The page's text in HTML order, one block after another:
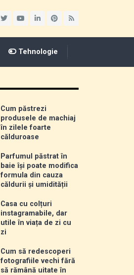
Tehnologie
Cum păstrezi
produsele de machiaj
în zilele foarte
călduroase
Parfumul păstrat în
baie își poate modifica
formula din cauza
căldurii și umidității
Casa cu colțuri
instagramabile, dar
utile în viața de zi cu
zi
Cum să redescoperi
fotografiile vechi fără
să rămână uitate în